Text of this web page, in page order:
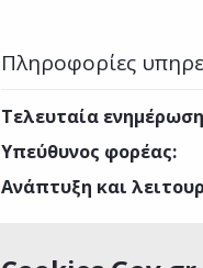
Πληροφορίες
Τελευταία ενημέρωση
Υπεύθυνος φορέας:
Ανάπτυξη και